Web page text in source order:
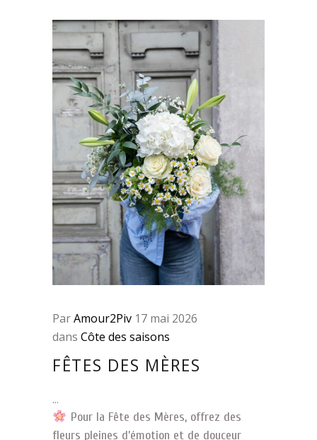
ParAmour2Piv 17 mai 2026
dans Côte des saisons
FÊTES DES MÈRES
Pour la Fête des Mères, offrez des
fleurs pleines d’émotion et de douceur